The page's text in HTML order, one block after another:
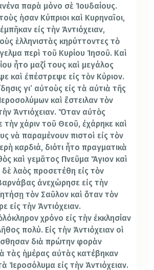
παρὰ μόνο σὲ Ἰουδαίους.
ὴσαν Κύπριοι καὶ Κυρηναῖοι,
εἰς τὴν Ἀντιόχειαν,
ἑλληνιστὰς κηρύττοντες τὸ
περὶ τοῦ Κυρίου Ἰησοῦ. Καὶ
ἦτο μαζί τους καὶ μεγάλος
καὶ ἐπέστρεψε εἰς τὸν Κύριον.
γι’ αὐτοὺς εἰς τὰ αὐτιὰ τῆς
καὶ ἔστειλαν τὸν
Ἀντιόχειαν. Ὅταν αὐτὸς
τὴν χάριν τοῦ Θεοῦ, ἐχάρηκε καὶ
νὰ παραμένουν πιστοὶ εἰς τὸν
καρδιά, διότι ἦτο πραγματικὰ
καὶ γεμᾶτος Πνεῦμα Ἅγιον καὶ
δὲ λαὸς προσετέθη εἰς τὸν
ἀνεχώρησε εἰς τὴν
τὸν Σαῦλον καὶ ὅταν τὸν
εἰς τὴν Ἀντιόχειαν.
χρόνο εἰς τὴν ἐκκλησίαν
πολύ. Εἰς τὴν Ἀντιόχειαν οἱ
διὰ πρώτην φορὰν
τὰς ἡμέρας αὐτὰς κατέβηκαν
Ἱεροσόλυμα εἰς τὴν Ἀντιόχειαν.